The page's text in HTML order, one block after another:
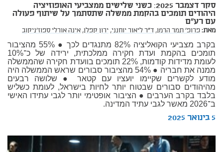
סקר דצמבר 2025: כשני שלישים ממצביעי האופוזיציה
היהודים תומכים בהקמת ממשלה שתסתמך על שיתוף פעולה
עם רע"ם
מאת:פרופ' תמר הרמן, ד"ר ליאור יוחנני, ירון קפלן, אינה אורלי ספוז'ניקוב
בקרב מצביעי הקואליציה 82% מתנגדים לכך ● 55% מהציבור
תומכים בהקמת ועדת חקירה ממלכתית, ירידה של כ־10%
לעומת מדידות קודמות, 22% תומכים בוועדת חקירה שהממשלה
ממנה את חבריה ● 54% מהציבור סבורים שראש הממשלה היה
מודע לקשרים שקיימו יועציו עם קטאר ● שלושה רבעים
מהיהודים סבורים שבטוח יותר לחיות בישראל, לעומת כשליש
בלבד בקרב הערבים ● הציבור אופטימי יותר לגבי עתידו האישי
ב־2026 מאשר לגבי עתיד המדינה.
5 בינואר 2025